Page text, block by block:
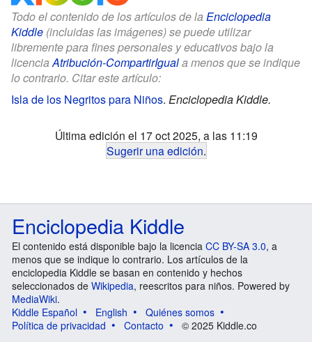
Todo el contenido de los artículos de la Enciclopedia
Kiddle (incluidas las imágenes) se puede utilizar
libremente para fines personales y educativos bajo la
licenciaAtribución-CompartirIguala menos que se indique
lo contrario. Citar este artículo:
Isla de los Negritos para Niños. Enciclopedia Kiddle.
Última edición el 17 oct 2025, a las 11:19
Sugerir una edición.
Enciclopedia Kiddle
El contenido está disponible bajo la licencia CC BY-SA 3.0, a
menos que se indique lo contrario. Los artículos de la
enciclopedia Kiddle se basan en contenido y hechos
seleccionados de Wikipedia, reescritos para niños. Powered by
MediaWiki.
Kiddle Español
English
Quiénes somos
Política de privacidad
Contacto © 2025 Kiddle.co